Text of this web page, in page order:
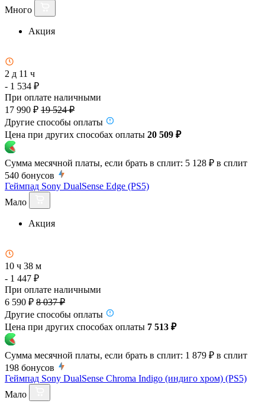
Много
Акция
2 д 11 ч
- 1 534 ₽
При оплате наличными
17 990 ₽ 19 524 ₽
Другие способы оплаты
Цена при других способах оплаты 20 509 ₽
Сумма месячной платы, если брать в сплит: 5 128 ₽ в сплит
540 бонусов
Геймпад Sony DualSense Edge (PS5)
Мало
Акция
10 ч 38 м
- 1 447 ₽
При оплате наличными
6 590 ₽ 8 037 ₽
Другие способы оплаты
Цена при других способах оплаты 7 513 ₽
Сумма месячной платы, если брать в сплит: 1 879 ₽ в сплит
198 бонусов
Геймпад Sony DualSense Chroma Indigo (индиго хром) (PS5)
Мало